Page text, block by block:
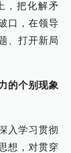
，把化解矛
口，在领导
、打开新局
的个别现象
入学习贯彻
想，对贯穿